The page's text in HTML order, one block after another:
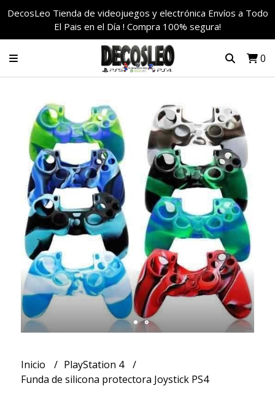
DecosLeo Tienda de videojuegos y electrónica Envíos a Todo
El Pais en el Día ! Compra 100% segura!
0
Inicio
PlayStation 4
Funda de silicona protectora Joystick PS4